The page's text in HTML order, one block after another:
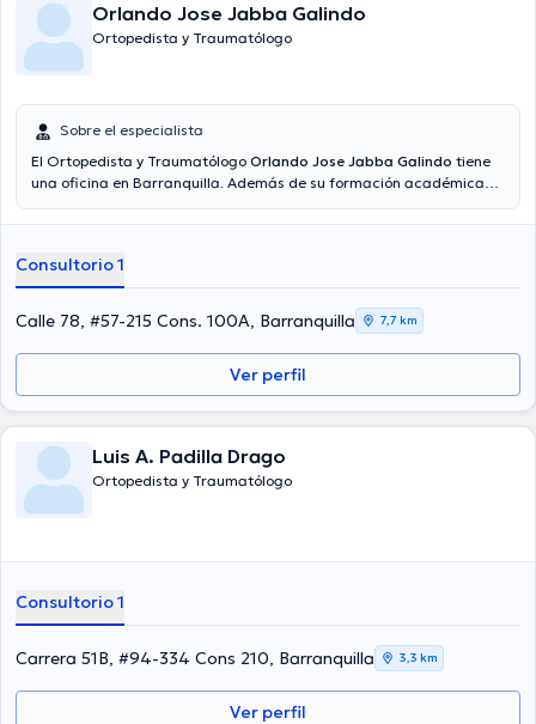
Orlando Jose Jabba Galindo
Ortopedista y Traumatólogo
Sobre el especialista
El Ortopedista y Traumatólogo Orlando Jose Jabba Galindo tiene
una oficina en Barranquilla. Además de su formación académica
especialidad. El médico tiene numerosos años de experiencia
participado como miembro de diversas asociaciones médicas.
Orlando Jose Jabba Galindo ha contribuido en múltiples
conferencias con el objetivo de tener una formación continua en su
temática de especialización y ha compartido importantes
ediciones. Su cita se puede realizar en Español.
Consultorio 1
Calle 78, #57-215 Cons. 100A, Barranquilla 7,7 km
Ver perfil
Luis A. Padilla Drago
Ortopedista y Traumatólogo
Consultorio 1
Carrera 51B, #94-334 Cons 210, Barranquilla 3,3 km
Ver perfil